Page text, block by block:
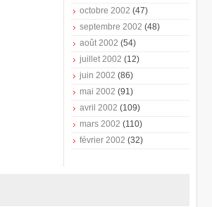
octobre 2002 (47)
septembre 2002 (48)
août 2002 (54)
juillet 2002 (12)
juin 2002 (86)
mai 2002 (91)
avril 2002 (109)
mars 2002 (110)
février 2002 (32)